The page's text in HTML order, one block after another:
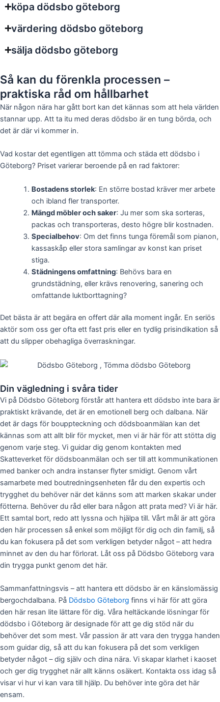
köpa dödsbo göteborg
värdering dödsbo göteborg
sälja dödsbo göteborg
Så kan du förenkla processen –
praktiska råd om hållbarhet
När någon nära har gått bort kan det kännas som att hela världen
stannar upp. Att ta itu med deras dödsbo är en tung börda, och
det är där vi kommer in.
Vad kostar det egentligen att tömma och städa ett dödsbo i
Göteborg? Priset varierar beroende på en rad faktorer:
Bostadens storlek: En större bostad kräver mer arbete
och ibland fler transporter.
Mängd möbler och saker: Ju mer som ska sorteras,
packas och transporteras, desto högre blir kostnaden.
Specialbehov: Om det finns tunga föremål som pianon,
kassaskåp eller stora samlingar av konst kan priset
stiga.
Städningens omfattning: Behövs bara en
grundstädning, eller krävs renovering, sanering och
omfattande luktborttagning?
Det bästa är att begära en offert där alla moment ingår. En seriös
aktör som oss ger ofta ett fast pris eller en tydlig prisindikation så
att du slipper obehagliga överraskningar.
Din vägledning i svåra tider
Vi på Dödsbo Göteborg förstår att hantera ett dödsbo inte bara är
praktiskt krävande, det är en emotionell berg och dalbana. När
det är dags för bouppteckning och dödsboanmälan kan det
kännas som att allt blir för mycket, men vi är här för att stötta dig
genom varje steg. Vi guidar dig genom kontakten med
Skatteverket för dödsboanmälan och ser till att kommunikationen
med banker och andra instanser flyter smidigt. Genom vårt
samarbete med boutredningsenheten får du den expertis och
trygghet du behöver när det känns som att marken skakar under
fötterna. Behöver du råd eller bara någon att prata med? Vi är här.
Ett samtal bort, redo att lyssna och hjälpa till. Vårt mål är att göra
den här processen så enkel som möjligt för dig och din familj, så
du kan fokusera på det som verkligen betyder något – att hedra
minnet av den du har förlorat. Låt oss på Dödsbo Göteborg vara
din trygga punkt genom det här.
Sammanfattningsvis – att hantera ett dödsbo är en känslomässig
bergochdalbana. På Dödsbo Göteborg finns vi här för att göra
den här resan lite lättare för dig. Våra heltäckande lösningar för
dödsbo i Göteborg är designade för att ge dig stöd när du
behöver det som mest. Vår passion är att vara den trygga handen
som guidar dig, så att du kan fokusera på det som verkligen
betyder något – dig själv och dina nära. Vi skapar klarhet i kaoset
och ger dig trygghet när allt känns osäkert. Kontakta oss idag så
visar vi hur vi kan vara till hjälp. Du behöver inte göra det här
ensam.